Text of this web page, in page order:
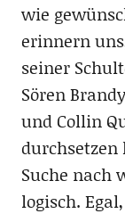
wie
erinnern
seiner
Sören
und Collin
durchsetzen
Suche nach
logisch.